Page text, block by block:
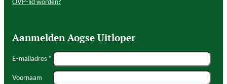
Aanmelden Aogse Uitloper
E-mailadres *
Voornaam